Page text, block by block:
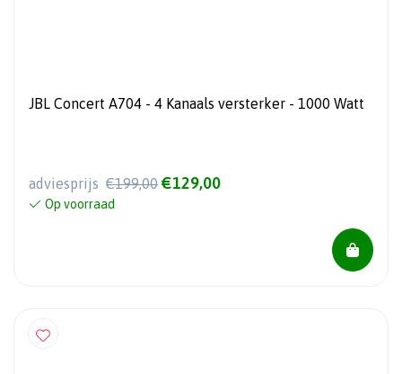
JBL Concert A704 - 4 Kanaals versterker - 1000 Watt
adviesprijs €199,00 €129,00
Op voorraad